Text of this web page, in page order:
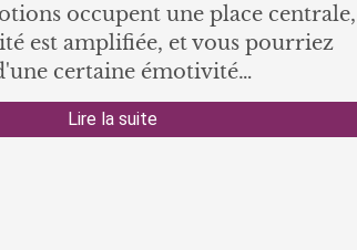
occupent une place centrale,
est amplifiée, et vous pourriez
certaine émotivité…
Lire la suite